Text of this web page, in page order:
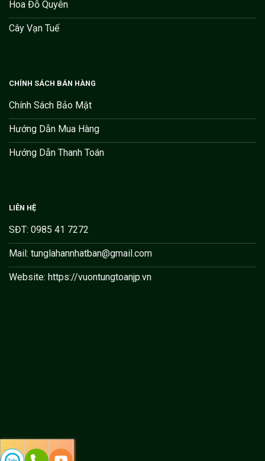
Hoa Đỗ Quyên
Cây Vạn Tuế
CHÍNH SÁCH BÁN HÀNG
Chính Sách Bảo Mật
Hướng Dẫn Mua Hàng
Hướng Dẫn Thanh Toán
LIÊN HỆ
SĐT: 0985 41 7272
Mail: tunglahannhatban@gmail.com
Website: https://vuontungtoanjp.vn